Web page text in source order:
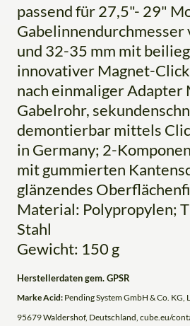
passend für 27,5"- 29"
Gabelinnendurchmesser
und 32-35 mm mit
innovativer Magnet-
nach einmaliger Adapter
Gabelrohr,
demontierbar mittels
in Germany; 2-
mit gummierten
glänzendes
Material: Polypropylen;
Stahl
Gewicht: 150 g
Herstellerdaten gem. GPSR
Marke Acid: Pending System GmbH & Co.
95679 Waldershof, Deutschland, cube.eu/